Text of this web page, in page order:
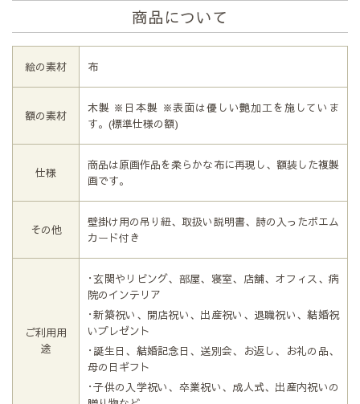
商品について
絵の素材 布
額の素材
木製 ※日本製 ※表面は優しい艶加工を施していま
す。(標準仕様の額)
仕様
商品は原画作品を柔らかな布に再現し、額装した複製
画です。
その他
壁掛け用の吊り紐、取扱い説明書、詩の入ったポエム
カード付き
ご利用用
途
･玄関やリビング、部屋、寝室、店舗、オフィス、病
院のインテリア
･新築祝い、開店祝い、出産祝い、退職祝い、結婚祝
いプレゼント
･誕生日、結婚記念日、送別会、お返し、お礼の品、
母の日ギフト
･子供の入学祝い、卒業祝い、成人式、出産内祝いの